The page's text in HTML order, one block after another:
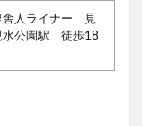
舎人ライナー 見
水公園駅 徒歩18